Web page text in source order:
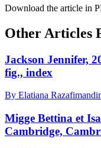
Download the article in
Other Articles
Jackson Jennifer,
fig., index
By Elatiana
Migge Bettina et
Cambridge,